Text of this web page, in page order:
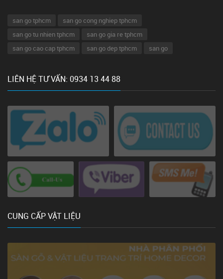
san go tphcm
san go cong nghiep tphcm
san go tu nhien tphcm
san go gia re tphcm
san go cao cap tphcm
san go dep tphcm san go
LIÊN HỆ TƯ VẤN: 0934 13 44 88
CUNG CẤP VẬT LIỆU